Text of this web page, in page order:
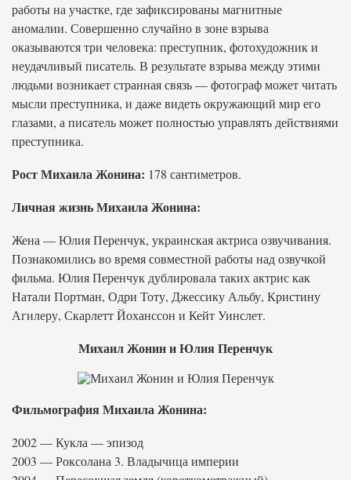
работы на участке, где зафиксированы магнитные
аномалии. Совершенно случайно в зоне взрыва
оказываются три человека: преступник, фотохудожник и
неудачливый писатель. В результате взрыва между этими
людьми возникает странная связь — фотограф может читать
мысли преступника, и даже видеть окружающий мир его
глазами, а писатель может полностью управлять действиями
преступника.
Рост Михаила Жонина: 178 сантиметров.
Личная жизнь Михаила Жонина:
Жена — Юлия Перенчук, украинская актриса озвучивания.
Познакомились во время совместной работы над озвучкой
фильма. Юлия Перенчук дублировала таких актрис как
Натали Портман, Одри Тоту, Джессику Альбу, Кристину
Агилеру, Скарлетт Йоханссон и Кейт Уинслет.
Михаил Жонин и Юлия Перенчук
Фильмография Михаила Жонина:
2002 — Кукла — эпизод
2003 — Роксолана 3. Владычица империи